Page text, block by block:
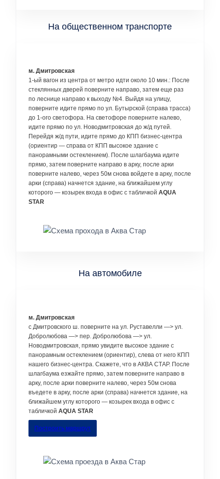
На общественном транспорте
м. Дмитровская
1-ый вагон из центра от метро идти около 10 мин.: После
стеклянных дверей поверните направо, затем еще раз
по леснице направо к выходу №4. Выйдя на улицу,
поверните идите прямо по ул. Бутырской (справа трасса)
до 1-ого светофора. На светофоре поверните налево,
идите прямо по ул. Новодмитровская до ж/д путей.
Перейдя ж/д пути, идите прямо до КПП бизнес-центра
(ориентир — справа от КПП высокое здание с
панорамными остеклением). После шлагбаума идите
прямо, затем поверните направо в арку, после арки
поверните налево, через 50м снова войдете в арку, после
арки (справа) начнется здание, на ближайшем углу
которого — козырек входа в офис с табличкой AQUA
STAR
На автомобиле
м. Дмитровская
c Дмитровского ш. поверните на ул. Руставелли —> ул.
Добролюбова —> пер. Добролюбова —> ул.
Новодмитровская, прямо увидите высокое здание с
панорамным остеклением (ориентир), слева от него КПП
нашего бизнес-центра. Скажете, что в АКВА СТАР. После
шлагбаума езжайте прямо, затем поверните направо в
арку, после арки поверните налево, через 50м снова
въедете в арку, после арки (справа) начнется здание, на
ближайшем углу которого — козырек входа в офис с
табличкой AQUA STAR
Построить маршрут